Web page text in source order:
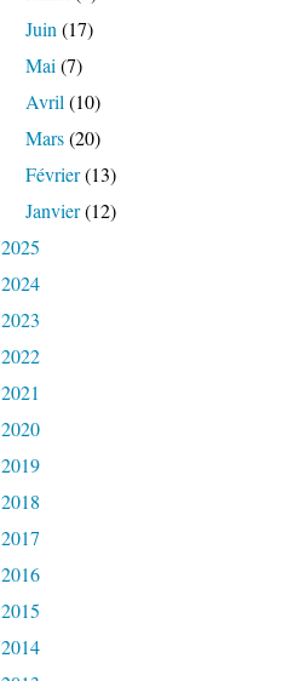
Juin (17)
Mai (7)
Avril (10)
Mars(20)
Février(13)
Janvier(12)
2025
2024
2023
2022
2021
2020
2019
2018
2017
2016
2015
2014